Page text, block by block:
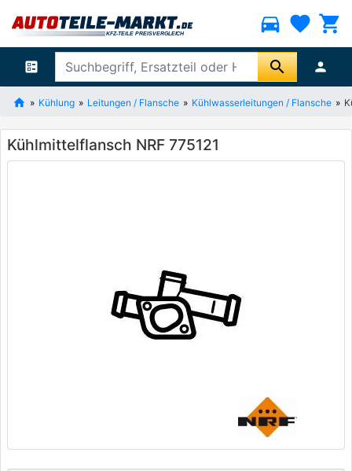
directions_car favorite shopping_cart
ballot search person
Kühlung Leitungen / Flansche Kühlwasserleitungen / Flansche
Kühlmittelflansch NRF 775121